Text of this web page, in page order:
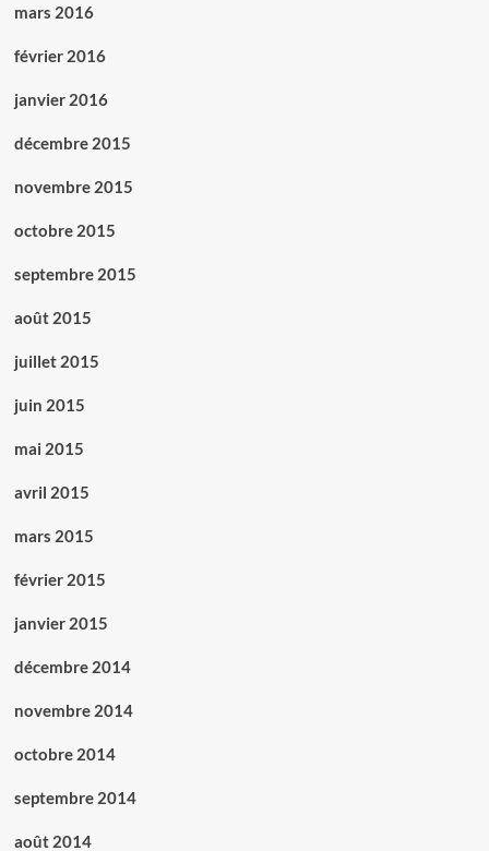
mars 2016
février 2016
janvier 2016
décembre 2015
novembre 2015
octobre 2015
septembre 2015
août 2015
juillet 2015
juin 2015
mai 2015
avril 2015
mars 2015
février 2015
janvier 2015
décembre 2014
novembre 2014
octobre 2014
septembre 2014
août 2014